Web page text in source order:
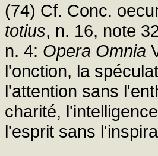
(74) Cf. Conc.
totius, n. 16, note
n. 4: Opera Omnia
l'onction, la
l'attention sans
charité,
l'esprit sans